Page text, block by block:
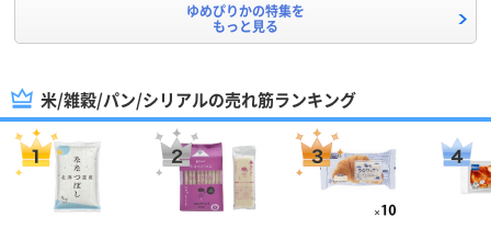
ゆめぴりかの特集を
もっと見る
米/雑穀/パン/シリアルの売れ筋ランキング